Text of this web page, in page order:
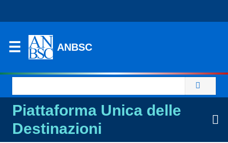
ANBSC
per:
Piattaforma Unica delle
Destinazioni